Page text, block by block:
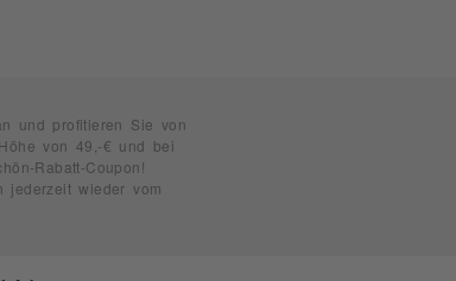
und profitieren Sie von
von 49,-€ und bei
Rabatt-Coupon!
jederzeit wieder vom